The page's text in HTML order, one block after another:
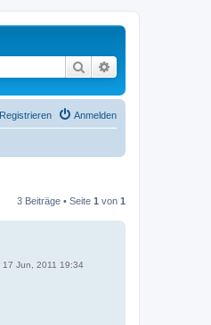
Suche
Anmelden
Registrieren
3 Beiträge • Seite 1 von 1
17 Jun, 2011 19:34